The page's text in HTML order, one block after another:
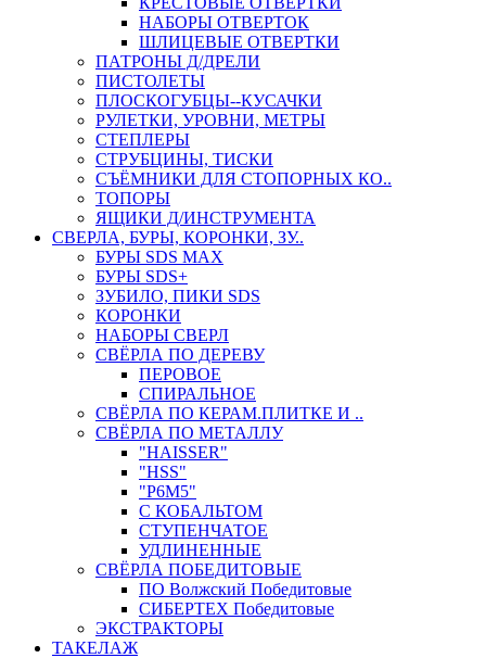
НАБОРЫ ОТВЕРТОК
ШЛИЦЕВЫЕ ОТВЕРТКИ
ПАТРОНЫ Д/ДРЕЛИ
ПИСТОЛЕТЫ
ПЛОСКОГУБЦЫ--КУСАЧКИ
РУЛЕТКИ, УРОВНИ, МЕТРЫ
СТЕПЛЕРЫ
СТРУБЦИНЫ, ТИСКИ
СЪЁМНИКИ ДЛЯ СТОПОРНЫХ КО..
ТОПОРЫ
ЯЩИКИ Д/ИНСТРУМЕНТА
СВЕРЛА, БУРЫ, КОРОНКИ, ЗУ..
БУРЫ SDS MAX
БУРЫ SDS+
ЗУБИЛО, ПИКИ SDS
КОРОНКИ
НАБОРЫ СВЕРЛ
СВЁРЛА ПО ДЕРЕВУ
ПЕРОВОЕ
СПИРАЛЬНОЕ
СВЁРЛА ПО КЕРАМ.ПЛИТКЕ И ..
СВЁРЛА ПО МЕТАЛЛУ
"HAISSER"
"HSS"
"Р6М5"
С КОБАЛЬТОМ
СТУПЕНЧАТОЕ
УДЛИНЕННЫЕ
СВЁРЛА ПОБЕДИТОВЫЕ
ПО Волжский Победитовые
СИБЕРТЕХ Победитовые
ЭКСТРАКТОРЫ
ТАКЕЛАЖ